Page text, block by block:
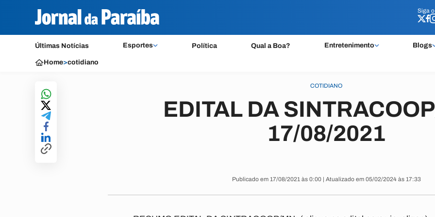
Siga o
Últimas Notícias Esportes Política Qual a Boa? Entretenimento Blogs
Siga o
Home>cotidiano
COTIDIANO
EDITAL DA
17/08/2021
Publicado em 17/08/2021 às 0:00 | Atualizado em 05/02/2024 às 17:33